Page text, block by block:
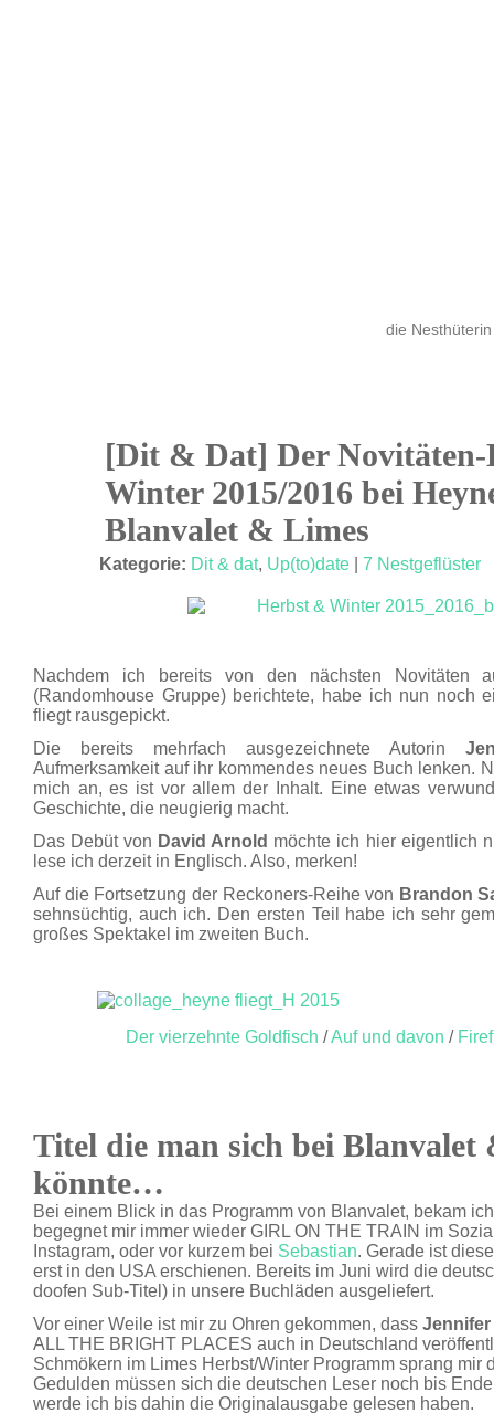
die Nesthüterin
[Dit & Dat] Der
Winter 2015/2016 bei
Blanvalet & Limes
Kategorie: Dit & dat, Up(to)date 7 Nestgeflüster
Nachdem ich bereits von den nächsten Novitäten
(Randomhouse Gruppe) berichtete, habe ich nun noch
fliegt rausgepickt.
Die bereits mehrfach ausgezeichnete Autorin
Aufmerksamkeit auf ihr kommendes neues Buch lenken.
mich an, es ist vor allem der Inhalt. Eine etwas
Geschichte, die neugierig macht.
Das Debüt von David Arnold möchte ich hier eigentlich
lese ich derzeit in Englisch. Also, merken!
Auf die Fortsetzung der Reckoners-Reihe von Brandon
sehnsüchtig, auch ich. Den ersten Teil habe ich sehr
großes Spektakel im zweiten Buch.
Der vierzehnte Goldfisch /Auf und davon /
Titel die man sich bei Blanvalet
könnte…
Bei einem Blick in das Programm von Blanvalet, bekam
begegnet mir immer wieder GIRL ON THE TRAIN im
Instagram, oder vor kurzem bei Sebastian. Gerade ist
erst in den USA erschienen. Bereits im Juni wird die
doofen Sub-Titel) in unsere Buchläden ausgeliefert.
Vor einer Weile ist mir zu Ohren gekommen, dass
ALL THE BRIGHT PLACES auch in Deutschland
Schmökern im Limes Herbst/Winter Programm sprang mir
Gedulden müssen sich die deutschen Leser noch bis
werde ich bis dahin die Originalausgabe gelesen haben.